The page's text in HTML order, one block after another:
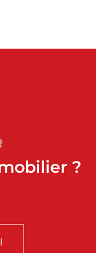
?